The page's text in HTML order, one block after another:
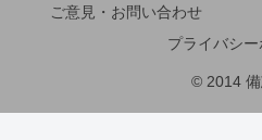
ご意見・お問い合わせ
プライバシ
© 2014